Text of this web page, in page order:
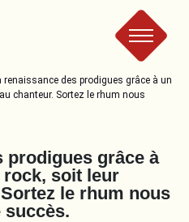
renaissance des prodigues grâce à un
chanteur. Sortez le rhum nous
prodigues grâce à
rock, soit leur
le rhum nous
succès.